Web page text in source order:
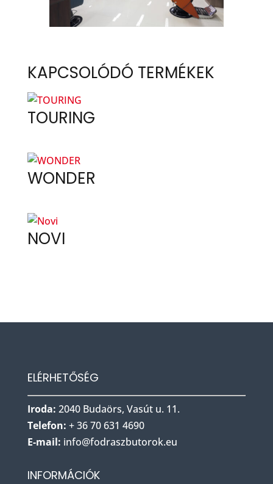
KAPCSOLÓDÓ TERMÉKEK
TOURING
WONDER
NOVI
ELÉRHETŐSÉG
Iroda: 2040 Budaörs, Vasút u. 11.
Telefon: + 36 70 631 4690
E-mail: info@fodraszbutorok.eu
INFORMÁCIÓK